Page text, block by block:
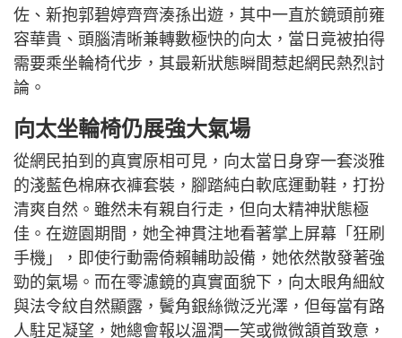
佐、新抱郭碧婷齊齊湊孫出遊，其中一直於鏡頭前雍
容華貴、頭腦清晰兼轉數極快的向太，當日竟被拍得
需要乘坐輪椅代步，其最新狀態瞬間惹起網民熱烈討
論。
向太坐輪椅仍展強大氣場
從網民拍到的真實原相可見，向太當日身穿一套淡雅
的淺藍色棉麻衣褲套裝，腳踏純白軟底運動鞋，打扮
清爽自然。雖然未有親自行走，但向太精神狀態極
佳。在遊園期間，她全神貫注地看著掌上屏幕「狂刷
手機」，即使行動需倚賴輔助設備，她依然散發著強
勁的氣場。而在零濾鏡的真實面貌下，向太眼角細紋
與法令紋自然顯露，鬢角銀絲微泛光澤，但每當有路
人駐足凝望，她總會報以溫潤一笑或微微頷首致意，